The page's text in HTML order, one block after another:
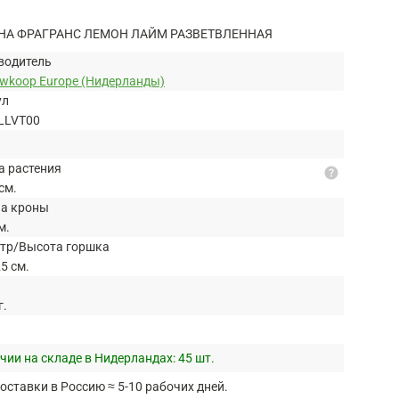
ФРАГРАНС ЛЕМОН ЛАЙМ РАЗВЕТВЛЕННАЯ
Europe (Нидерланды)
растения
кроны
Высота горшка
см.
help
на складе в Нидерландах:45 шт.
в Россию ≈ 5-10 рабочих дней.